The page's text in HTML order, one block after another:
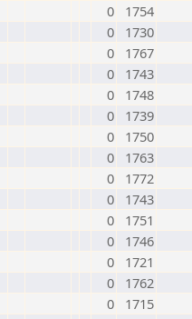
0
1754
0
1730
0
1767
0
1743
0
1748
0
1739
0
1750
0
1763
0
1772
0
1743
0
1751
0
1746
0
1721
0
1762
0
1715